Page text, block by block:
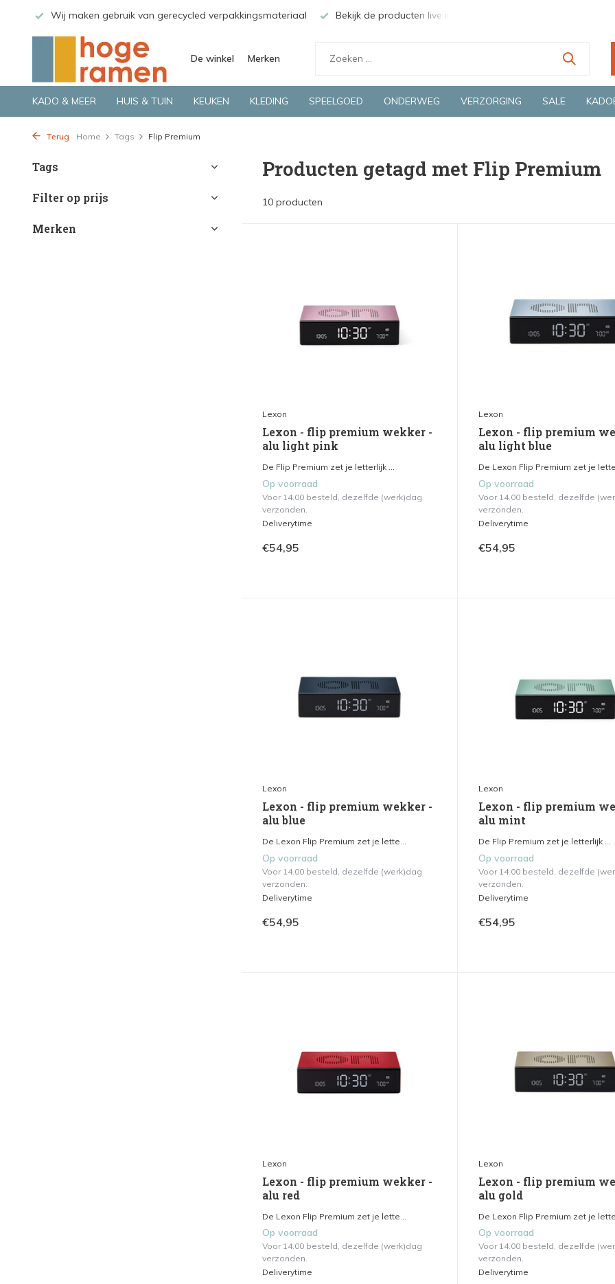
Wij maken gebruik van gerecycled verpakkingsmateriaal Bekijk de producten live in onze winkel in Deventer
De winkel Merken
KADO & MEER HUIS & TUIN KEUKEN KLEDING SPEELGOED ONDERWEG VERZORGING SALE
Terug Home Tags Flip Premium
Tags
Filter op prijs
Merken
Producten getagd met Flip Premium
10 producten
Lexon
Lexon - flip premium wekker -
alu light pink
De Flip Premium zet je letterlijk ...
Op voorraad
Voor 14.00 besteld, dezelfde (werk)dag
verzonden.
Deliverytime
€54,95
Lexon
Lexon - flip premium
alu light blue
De Lexon Flip Premium zet je
Op voorraad
Voor 14.00 besteld, dezelfde
verzonden.
Deliverytime
€54,95
Lexon
Lexon - flip premium wekker -
alu blue
De Lexon Flip Premium zet je lette...
Op voorraad
Voor 14.00 besteld, dezelfde (werk)dag
verzonden.
Deliverytime
€54,95
Lexon
Lexon - flip premium
alu mint
De Flip Premium zet je letterlijk ...
Op voorraad
Voor 14.00 besteld, dezelfde
verzonden.
Deliverytime
€54,95
Lexon
Lexon - flip premium wekker -
alu red
De Lexon Flip Premium zet je lette...
Op voorraad
Voor 14.00 besteld, dezelfde (werk)dag
verzonden.
Deliverytime
Lexon
Lexon - flip premium
alu gold
De Lexon Flip Premium zet je
Op voorraad
Voor 14.00 besteld, dezelfde
verzonden.
Deliverytime